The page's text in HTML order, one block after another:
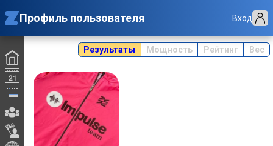
Профиль пользователя Вход
Результаты Мощность Рейтинг Вес